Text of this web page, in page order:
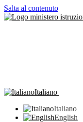
Salta al contenuto
Italiano
Italiano
English